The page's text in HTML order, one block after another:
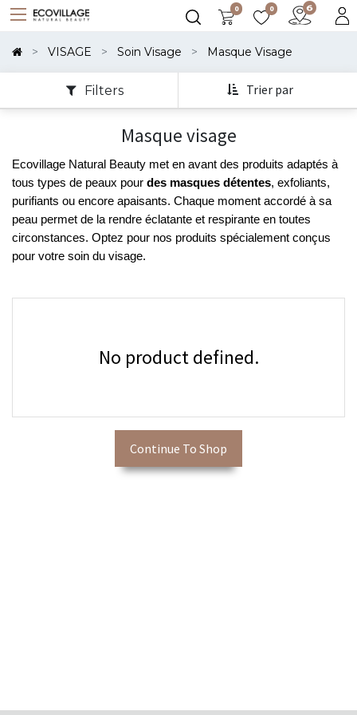
0 0
VISAGE Soin Visage Masque Visage
Filters Trier par
Montrer
Catégories
Masque visage
Ecovillage Natural Beauty met en avant des produits adaptés à
tous types de peaux pour des masques détentes, exfoliants,
purifiants ou encore apaisants. Chaque moment accordé à sa
peau permet de la rendre éclatante et respirante en toutes
circonstances. Optez pour nos produits spécialement conçus
pour votre soin du visage.
No product defined.
Continue To Shop